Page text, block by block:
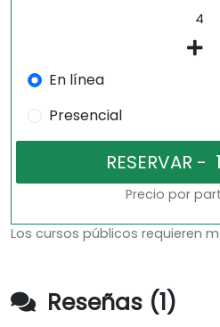
En línea
Presencial
Precio por
Los cursos públicos requieren
Reseñas (1)